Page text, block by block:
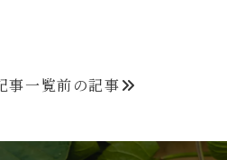
事一覧前の記事